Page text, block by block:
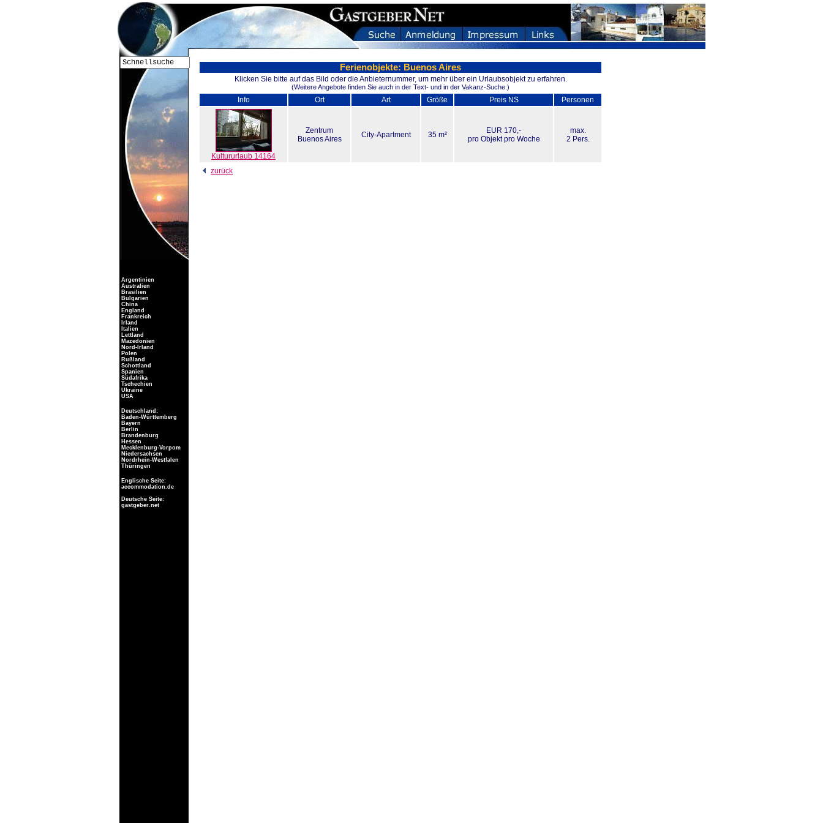
Ferienobjekte: Buenos Aires
Klicken Sie bitte auf das Bild oder die Anbieternummer, um mehr über ein Urlaubsobjekt zu erfahren.
(Weitere Angebote finden Sie auch in der Text- und in der Vakanz-Suche.)
Info Ort Art Größe Preis NS Personen
Kultururlaub 14164
Zentrum
Buenos Aires
City-Apartment 35 m²
EUR 170,-
pro Objekt pro Woche
max.
2 Pers.
zurück
Argentinien
Australien
Brasilien
Bulgarien
China
England
Frankreich
Irland
Italien
Lettland
Mazedonien
Nord-Irland
Polen
Rußland
Schottland
Spanien
Südafrika
Tschechien
Ukraine
USA
Deutschland:
Baden-Württemberg
Bayern
Berlin
Brandenburg
Hessen
Mecklenburg-Vorpom
Niedersachsen
Nordrhein-Westfalen
Thüringen
Englische Seite:
accommodation.de
Deutsche Seite:
gastgeber.net